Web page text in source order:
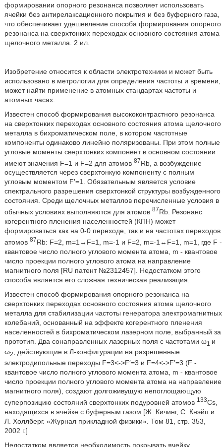
формировании опорного резонанса позволяет использовать
ячейки без антирелаксационного покрытия и без буферного газа,
что обеспечивает удешевление способа формирования опорного
резонанса на сверхтонких переходах основного состояния атома
щелочного металла. 2 ил.
Изобретение относится к области электротехники и может быть
использовано в метрологии для определения частоты и времени,
может найти применение в атомных стандартах частоты и
атомных часах.
Известен способ формирования высококонтрастного резонанса
на сверхтонких переходах основного состояния атома щелочного
металла в бихроматическом поле, в котором частотные
компоненты одинаково линейно поляризованы. При этом полные
угловые моменты сверхтонких компонент в основном состоянии
имеют значения F=1 и F=2 для атомов 87Rb, а возбуждение
осуществляется через сверхтонкую компоненту с полным
угловым моментом F′=1. Обязательным является условие
спектрального разрешения сверхтонкой структуры возбужденного
состояния. Среди щелочных металлов перечисленные условия в
обычных условиях выполняются для атомов 87Rb. Резонанс
когерентного пленения населенностей (КПН) может
формироваться как на 0-0 переходе, так и на частотах переходов
атомов 87Rb: F=2, m=1↔F=1, m=-1 и F=2, m=-1↔F=1, m=1, где F -
квантовое число полного углового момента атома, m - квантовое
число проекции полного углового атома на направление
магнитного поля [RU патент №2312457]. Недостатком этого
способа является его сложная техническая реализация.
Известен способ формирования опорного резонанса на
сверхтонких переходах основного состояния атома щелочного
металла для стабилизации частоты генератора электромагнитных
колебаний, основанный на эффекте когерентного пленения
населенностей в бихроматическом лазерном поле, выбранный за
прототип. Два сонаправленных лазерных поля с частотами ω1 и
ω2, действующие в Л-конфигурации на разрешенные
электродипольные переходы F=3<->F′=3 и F=4<->F′=3 (F -
квантовое число полного углового момента атома, m - квантовое
число проекции полного углового момента атома на направление
магнитного поля), создают долгоживущую непоглощающую
суперпозицию состояний сверхтонких подуровней атомов 133Cs,
находящихся в ячейке с буферным газом [Ж. Кичинг, С. Кнэйп и
Л. Холлберг. «Журнал прикладной физики». Том 81, стр. 353,
2002 г.]
Недостатком является необходимость покрывать ячейку